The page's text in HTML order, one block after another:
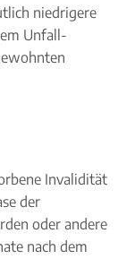
niedrigere
Unfall-
Invalidität
der
oder andere
nach dem